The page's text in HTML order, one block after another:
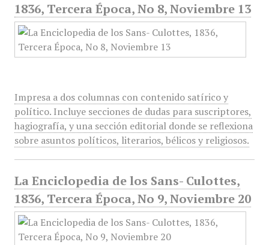
1836, Tercera Época, No 8, Noviembre 13
Impresa a dos columnas con contenido satírico y
político. Incluye secciones de dudas para suscriptores,
hagiografía, y una sección editorial donde se reflexiona
sobre asuntos políticos, literarios, bélicos y religiosos.
La Enciclopedia de los Sans- Culottes,
1836, Tercera Época, No 9, Noviembre 20